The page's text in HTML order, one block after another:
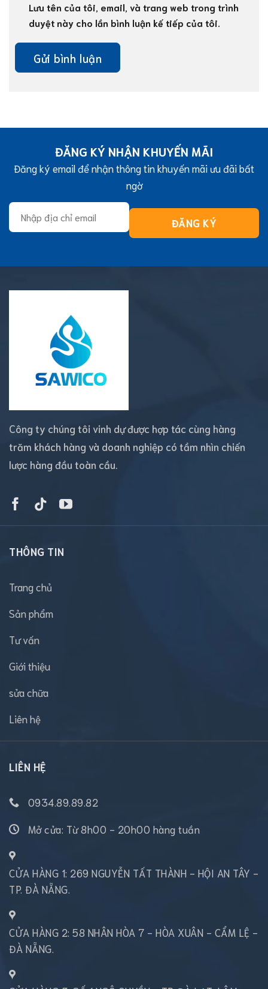
Lưu tên của tôi, email, và trang web trong trình
duyệt này cho lần bình luận kế tiếp của tôi.
ĐĂNG KÝ NHẬN KHUYẾN MÃI
Đăng ký email để nhận thông tin khuyến mãi ưu đãi bất
ngờ
Công ty chúng tôi vinh dự được hợp tác cùng hàng
trăm khách hàng và doanh nghiệp có tầm nhìn chiến
lược hàng đầu toàn cầu.
THÔNG TIN
Trang chủ
Sản phẩm
Tư vấn
Giới thiệu
sửa chữa
Liên hệ
LIÊN HỆ
0934.89.89.82
Mở cửa: Từ 8h00 - 20h00 hàng tuần
CỬA HÀNG 1: 269 NGUYỄN TẤT THÀNH - HỘI AN TÂY -
TP. ĐÀ NẴNG.
CỬA HÀNG 2: 58 NHÂN HÒA 7 - HÒA XUÂN - CẨM LỆ -
ĐÀ NẴNG.